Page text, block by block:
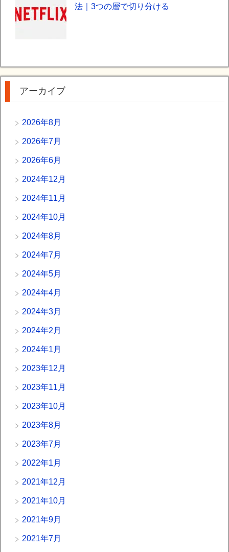
法｜3つの層で切り分ける
アーカイブ
2026年8月
2026年7月
2026年6月
2024年12月
2024年11月
2024年10月
2024年8月
2024年7月
2024年5月
2024年4月
2024年3月
2024年2月
2024年1月
2023年12月
2023年11月
2023年10月
2023年8月
2023年7月
2022年1月
2021年12月
2021年10月
2021年9月
2021年7月